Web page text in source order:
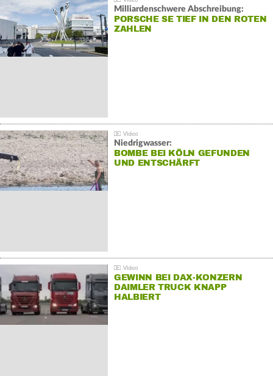
Milliardenschwere Abschreibung:
PORSCHE SE TIEF IN DEN ROTEN
ZAHLEN
Niedrigwasser:
BOMBE BEI KÖLN GEFUNDEN
UND ENTSCHÄRFT
GEWINN BEI DAX-KONZERN
DAIMLER TRUCK KNAPP
HALBIERT